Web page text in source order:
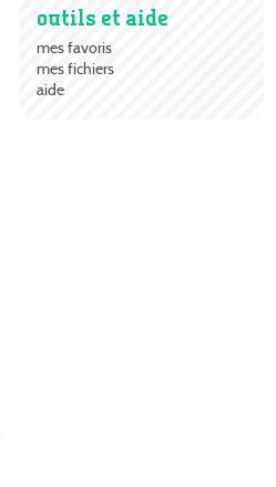
outils et aide
mes favoris
mes fichiers
aide